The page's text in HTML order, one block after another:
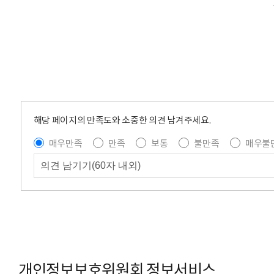
해당 페이지의 만족도와 소중한 의견 남겨주세요.
매우만족
만족 보통 불만족 매우불